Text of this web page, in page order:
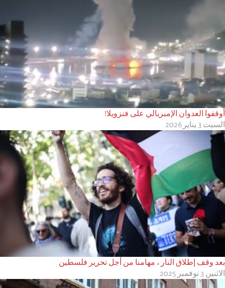
أوقفوا العدوان الإمبريالي على فنزويلا!
السبت 3 يناير 2026
بعد وقف إطلاق النار ، مهامنا من أجل تحرير فلسطين
الاثنين 3 نوفمبر 2025